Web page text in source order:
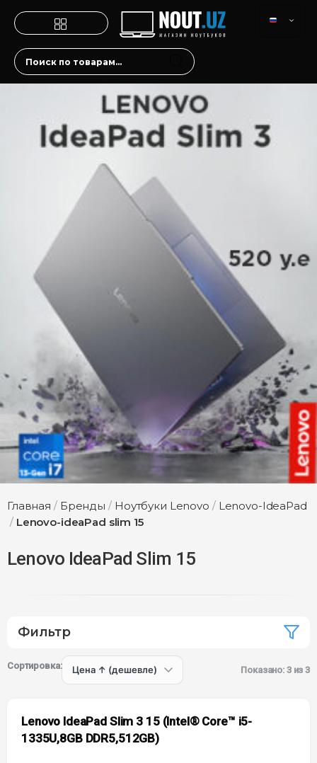
Главная / Бренды / Ноутбуки Lenovo / Lenovo-IdeaPad
/ Lenovo-ideaPad slim 15
Lenovo IdeaPad Slim 15
Фильтр
Сортировка: Показано: 3 из 3
Lenovo IdeaPad Slim 3 15 (Intel® Core™ i5-
1335U,8GB DDR5,512GB)